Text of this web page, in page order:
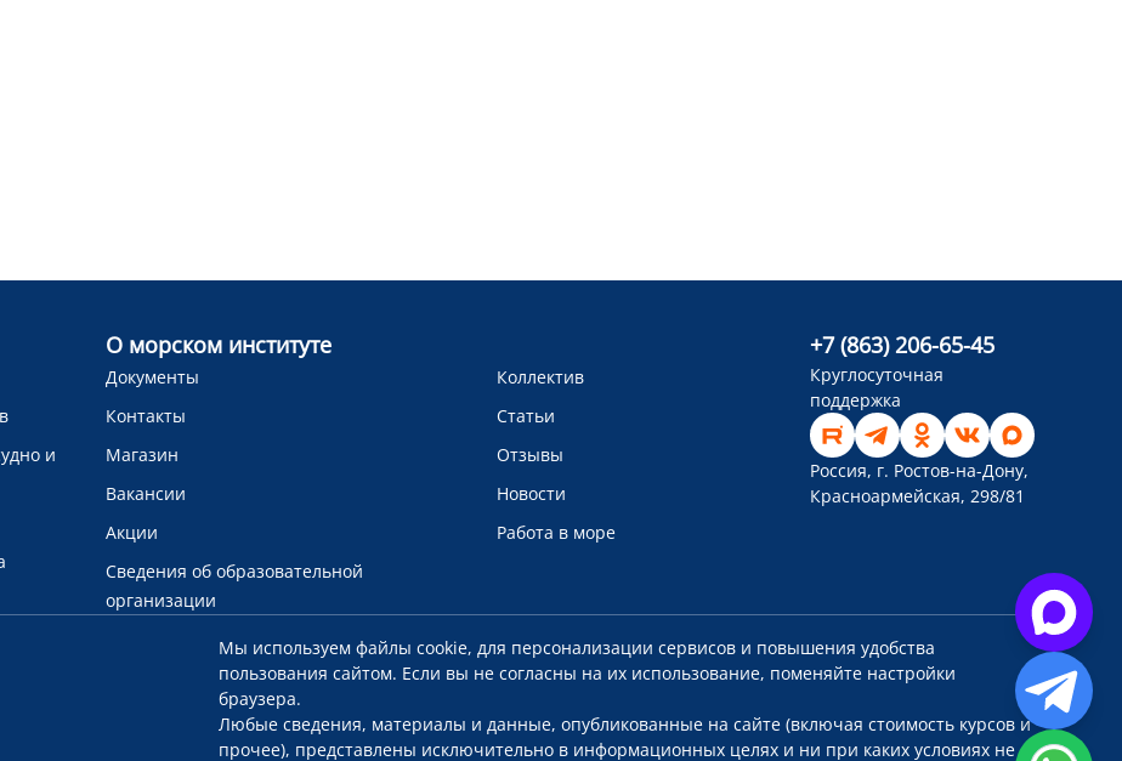
и
О морском институте
Документы
Коллектив
Контакты
Статьи
Магазин
Отзывы
Вакансии
Новости
Акции
Работа в море
Сведения об образовательной
организации
+7 (863) 206-65-45
Круглосуточная
поддержка
Россия, г. Ростов-на-Дону,
Красноармейская, 298/81
Мы используем файлы cookie, для персонализации сервисов и повышения удобства
пользования сайтом. Если вы не согласны на их использование, поменяйте настройки
браузера.
Любые сведения, материалы и данные, опубликованные на сайте (включая стоимость курсов и
прочее), представлены исключительно в информационных целях и ни при каких условиях не